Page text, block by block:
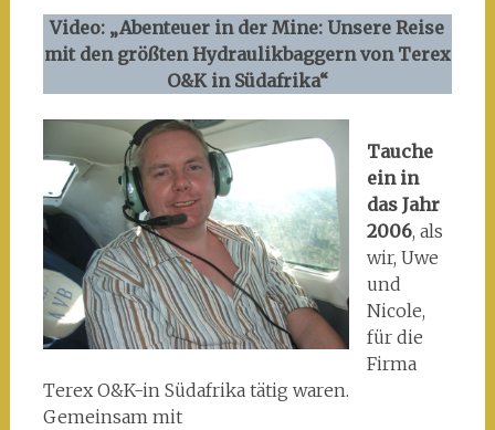
Video: „Abenteuer in der Mine: Unsere Reise
mit den größten Hydraulikbaggern von Terex
O&K in Südafrika“
Tauche
ein in
das Jahr
2006, als
wir, Uwe
und
Nicole,
für die
Firma
Terex O&K-in Südafrika tätig waren.
Gemeinsam mit